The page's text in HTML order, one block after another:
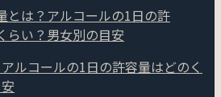
ルコールの1日の許容量はどのく